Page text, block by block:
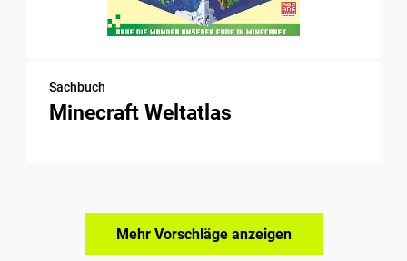
Sachbuch
Minecraft Weltatlas
Mehr Vorschläge anzeigen